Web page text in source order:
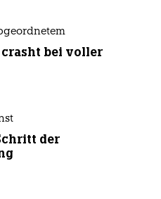
crasht bei voller
der